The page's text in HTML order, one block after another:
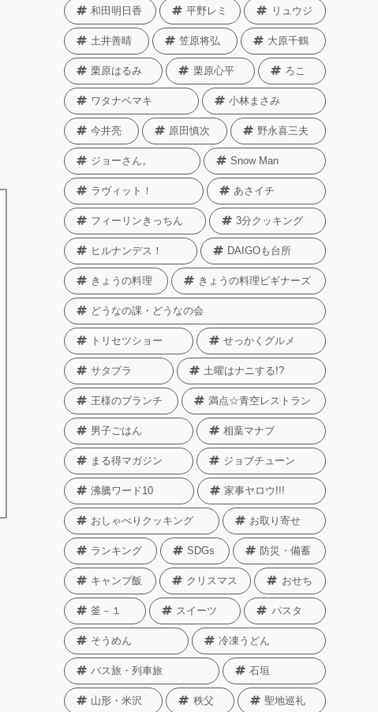
和田明日香 平野レミ リュウジ
土井善晴 笠原将弘 大原千鶴
栗原はるみ 栗原心平 ろこ
ワタナベマキ 小林まさみ
今井亮 原田慎次 野永喜三夫
ジョーさん。 Snow Man
ラヴィット！ あさイチ
フィーリンきっちん 3分クッキング
ヒルナンデス！ DAIGOも台所
きょうの料理 きょうの料理ビギナーズ
どうなの課・どうなの会
トリセツショー せっかくグルメ
サタプラ 土曜はナニする!?
王様のブランチ 満点☆青空レストラン
男子ごはん 相葉マナブ
まる得マガジン ジョブチューン
沸騰ワード10 家事ヤロウ!!!
おしゃべりクッキング お取り寄せ
ランキング SDGs 防災・備蓄
キャンプ飯 クリスマス おせち
釜－１ スイーツ パスタ
そうめん 冷凍うどん
バス旅・列車旅 石垣
山形・米沢 秩父 聖地巡礼